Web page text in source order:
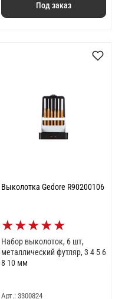
Под заказ
Выколотка Gedore R90200106
★★★★★
Набор выколоток, 6 шт,
металлический футляр, 3 4 5 6
8 10 мм
Арт.: 3300824